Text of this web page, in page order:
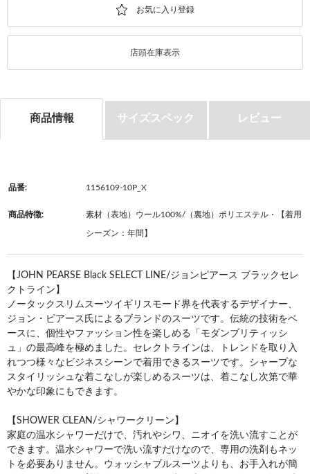
店頭在庫表示
商品情報 サイズスペック レビュー
品番: 1156109-10P_X
商品特徴: 素材（表地）ウール100%/（裏地）ポリエステル・【着用
シーズン：年間】
【JOHN PEARSE Black SELECT LINE/ジョンピアース ブラックセレ
クトライン】
ノータックスリムスーツイギリスモード界を代表するデザイナー、
ジョン・ピアース氏によるブランドのスーツです。伝統の技術をベ
ースに、個性やファッション性を楽しめる「モダンブリティッシ
ュ」の最高峰を極めました。セレクトラインは、トレンドを取り入
れつつ様々なビジネスシーンで着用できるスーツです。シャープな
スタイリッシュな着こなしが楽しめるスーツは、着こなし次第で華
やかな印象にもできます。
【SHOWER CLEAN/シャワークリーン】
家庭の温水シャワーだけで、汚れやシワ、ニオイを洗い流すことが
できます。温水シャワーで洗い流すだけなので、専用の洗剤もネッ
トを必要ありません。ウォッシャブルスーツよりも、お手入れが簡